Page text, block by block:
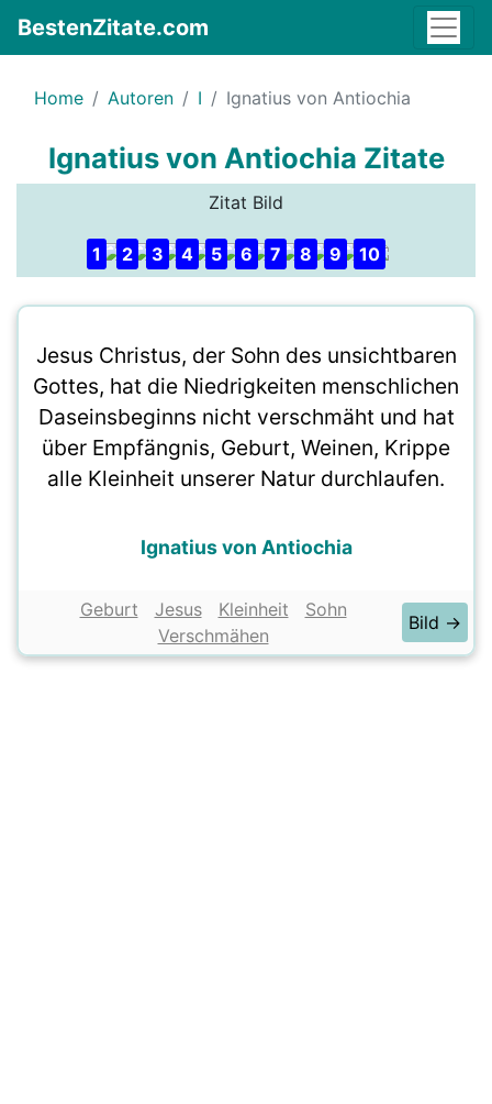
BestenZitate.com
Home Autoren I Ignatius von Antiochia
Ignatius von Antiochia Zitate
Zitat Bild
1 2 3 4 5 6 7 8 9 10
Jesus Christus, der Sohn des unsichtbaren
Gottes, hat die Niedrigkeiten menschlichen
Daseinsbeginns nicht verschmäht und hat
über Empfängnis, Geburt, Weinen, Krippe
alle Kleinheit unserer Natur durchlaufen.
Ignatius von Antiochia
Geburt Jesus Kleinheit
Sohn
Verschmähen
Bild →